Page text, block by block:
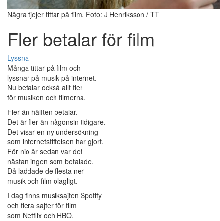
Några tjejer tittar på film. Foto: J Henriksson / TT
Fler betalar för film
Lyssna
Många tittar på film och
lyssnar på musik på internet.
Nu betalar också allt fler
för musiken och filmerna.
Fler än hälften betalar.
Det är fler än någonsin tidigare.
Det visar en ny undersökning
som internetstiftelsen har gjort.
För nio år sedan var det
nästan ingen som betalade.
Då laddade de flesta ner
musik och film olagligt.
I dag finns musiksajten Spotify
och flera sajter för film
som Netflix och HBO.